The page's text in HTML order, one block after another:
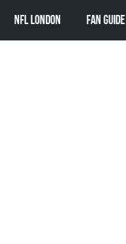
NFL London Fan Guide